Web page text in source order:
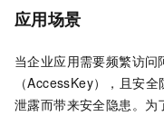
应用场景
当企业应用需要频繁访
（AccessKey），且安
泄露而带来安全隐患。为